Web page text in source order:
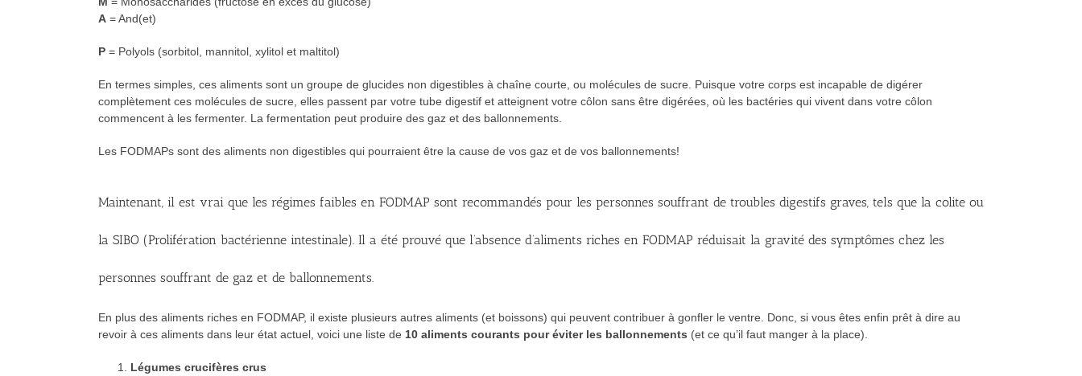
A= And(et)
P= Polyols (sorbitol, mannitol, xylitol et maltitol)
En termes simples, ces aliments sont un groupe de glucides non digestibles à chaîne courte, ou molécules de sucre. Puisque votre corps est incapable de digérer
complètement ces molécules de sucre, elles passent par votre tube digestif et atteignent votre côlon sans être digérées, où les bactéries qui vivent dans votre côlon
commencent à les fermenter. La fermentation peut produire des gaz et des ballonnements.
Les FODMAPs sont des aliments non digestibles qui pourraient être la cause de vos gaz et de vos ballonnements!
Maintenant, il est vrai que les régimes faibles en FODMAP sont recommandés pour les personnes souffrant de troubles digestifs graves, tels que la colite ou
la SIBO (Prolifération bactérienne intestinale). Il a été prouvé que l’absence d’aliments riches en FODMAP réduisait la gravité des symptômes chez les
personnes souffrant de gaz et de ballonnements.
En plus des aliments riches en FODMAP, il existe plusieurs autres aliments (et boissons) qui peuvent contribuer à gonfler le ventre. Donc, si vous êtes enfin prêt à dire au
revoir à ces aliments dans leur état actuel, voici une liste de 10 aliments courants pour éviter les ballonnements (et ce qu’il faut manger à la place).
Légumes crucifères crus